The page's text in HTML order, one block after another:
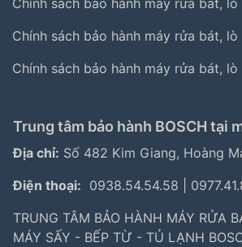
Chính sách bảo hành máy rửa bát,
Chính sách bảo hành máy rửa bát, lò
Chính sách bảo hành máy rửa bát, lò
Trung tâm bảo hành BOSCH tại
Địa chỉ: Số 482 Kim Giang, Hoàng
Điện thoại: 0938.54.54.58
TRUNG TÂM BẢO HÀNH MÁY RỬA
MÁY SẤY - BẾP TỪ - TỦ LẠNH